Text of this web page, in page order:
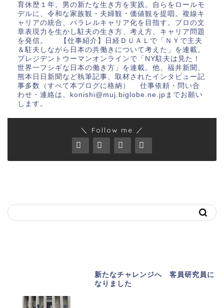
育休歴１年。男の新たな生き方を実践。自らをロールモ
デルに、令和な家族観・夫婦観・価値観を提唱。複線キ
ャリアの統合、パラレルキャリア化を目指す。プロの文
章表現力を生かし駐夫の生き方、考え方、キャリア問題
を発信。 【仕事紹介】日経ＤＵＡＬで「ＮＹで主夫
＆駐夫しながら日本の共働きについて考えた」を連載。
プレジデントウーマンオンラインで「NY駐夫は見た！
世界一フシギな日本の働き方」を連載。他、福井新聞、
熊本日日新聞など執筆記事、取材されたインタビュー記
事多数（すべて本ブログに格納） 仕事依頼・問い合
わせ・連絡は、konishi@muj.biglobe.ne.jpまでお願い
します。
＼ Follow me ／
新たなチャレンジへ 客員研究員に
なりました